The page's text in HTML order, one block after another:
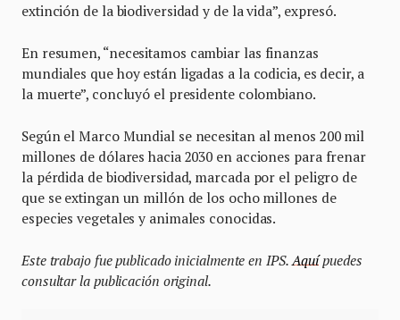
extinción de la biodiversidad y de la vida”, expresó.
En resumen, “necesitamos cambiar las finanzas
mundiales que hoy están ligadas a la codicia, es decir, a
la muerte”, concluyó el presidente colombiano.
Según el Marco Mundial se necesitan al menos 200 mil
millones de dólares hacia 2030 en acciones para frenar
la pérdida de biodiversidad, marcada por el peligro de
que se extingan un millón de los ocho millones de
especies vegetales y animales conocidas.
Este trabajo fue publicado inicialmente en IPS. Aquípuedes
consultar la publicación original.